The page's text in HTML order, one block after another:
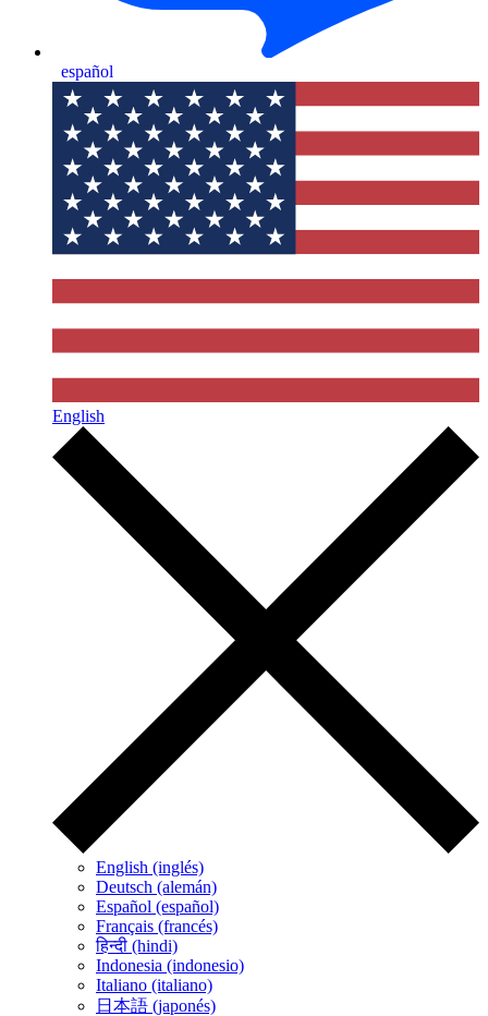
español
English
English (inglés)
Deutsch (alemán)
Español (español)
Français (francés)
हिन्दी (hindi)
Indonesia (indonesio)
Italiano (italiano)
日本語 (japonés)